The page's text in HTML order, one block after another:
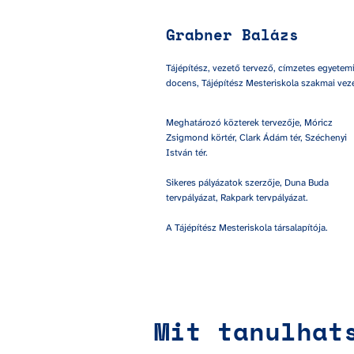
Grabner Balázs
Tájépítész, vezető tervező, címzetes egyetemi
docens, Tájépítész Mesteriskola szakmai
Meghatározó közterek tervezője, Móricz
Zsigmond körtér, Clark Ádám tér, Széchenyi
István tér.
Sikeres pályázatok szerzője, Duna Buda
tervpályázat, Rakpark tervpályázat.
A Tájépítész Mesteriskola társalapítója.
Mit